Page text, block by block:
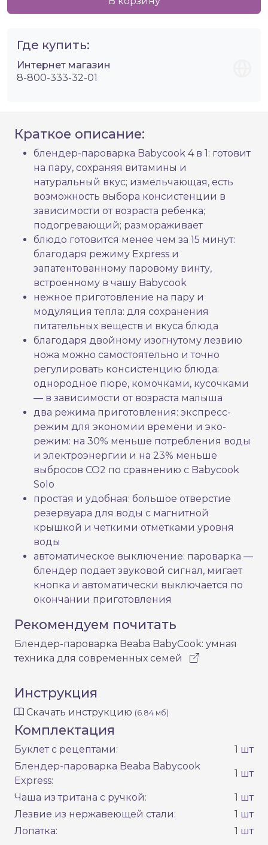
Где купить:
Интернет магазин
8-800-333-32-01
Краткое описание:
блендер-пароварка Babycook 4 в 1: готовит
на пару, сохраняя витамины и
натуральный вкус; измельчающая, есть
возможность выбора консистенции в
зависимости от возраста ребенка;
подогревающий; размораживает
блюдо готовится менее чем за 15 минут:
благодаря режиму Express и
запатентованному паровому винту,
встроенному в чашу Babycook
нежное приготовление на пару и
модуляция тепла: для сохранения
питательных веществ и вкуса блюда
благодаря двойному изогнутому лезвию
ножа можно самостоятельно и точно
регулировать консистенцию блюда:
однородное пюре, комочками, кусочками
— в зависимости от возраста малыша
два режима приготовления: экспресс-
режим для экономии времени и эко-
режим: на 30% меньше потребления воды
и электроэнергии и на 23% меньше
выбросов CO2 по сравнению с Babycook
Solo
простая и удобная: большое отверстие
резервуара для воды с магнитной
крышкой и четкими отметками уровня
воды
автоматическое выключение: пароварка —
блендер подает звуковой сигнал, мигает
кнопка и автоматически выключается по
окончании приготовления
Рекомендуем почитать
Блендер-пароварка Beaba BabyCook: умная
техника для современных семей
Инструкция
Скачать инструкцию (6.84 мб)
Комплектация
Буклет с рецептами:
1 шт
Блендер-пароварка Beaba Babycook
Express:
1 шт
Чаша из тритана с ручкой:
1 шт
Лезвие из нержавеющей стали:
1 шт
Лопатка:
1 шт